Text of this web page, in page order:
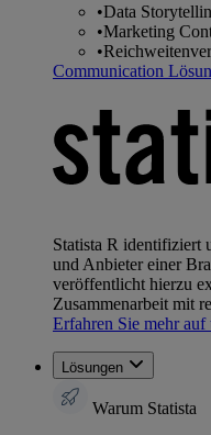
•Data
•Marketing
•
Communication
Statista R identifiziert
und Anbieter einer
veröffentlicht hierzu
Zusammenarbeit mit
Erfahren Sie mehr auf
Lösungen
Warum Statista